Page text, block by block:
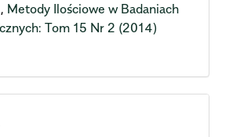
, Metody Ilościowe w Badaniach
Tom 15 Nr 2 (2014)